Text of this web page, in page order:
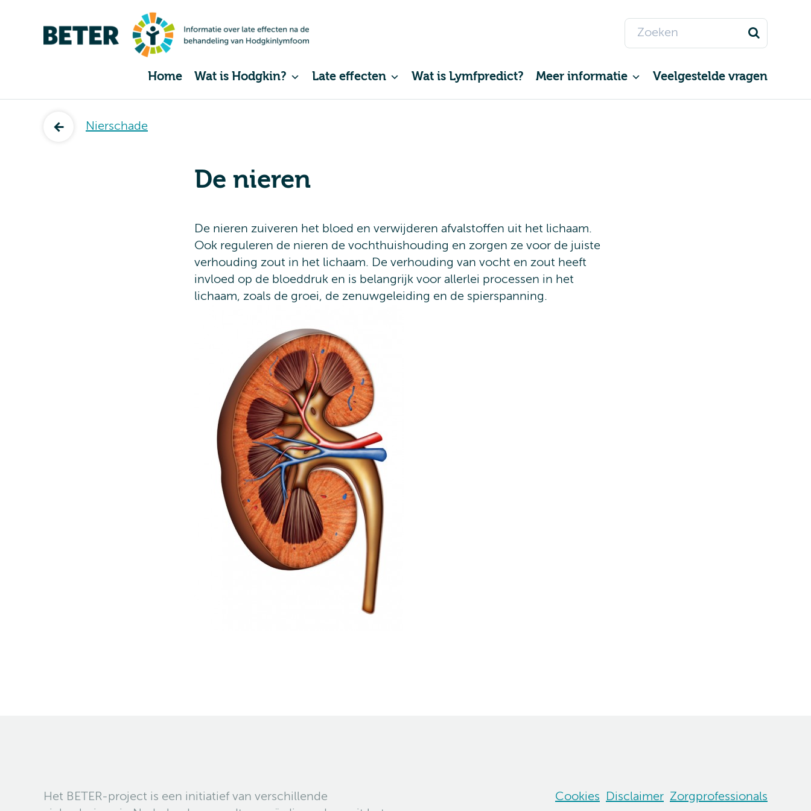
Home Wat is Hodgkin? Late effecten Wat is Lymfpredict? Meer informatie Veelgestelde vragen
Nierschade
De nieren
De nieren zuiveren het bloed en verwijderen afvalstoffen uit het lichaam.
Ook reguleren de nieren de vochthuishouding en zorgen ze voor de juiste
verhouding zout in het lichaam. De verhouding van vocht en zout heeft
invloed op de bloeddruk en is belangrijk voor allerlei processen in het
lichaam, zoals de groei, de zenuwgeleiding en de spierspanning.
Het BETER-project is een initiatief van verschillende
Cookies Disclaimer Zorgprofessionals